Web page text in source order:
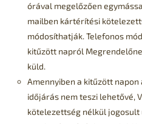
órával megelőzően
mailben kártérítési
módosíthatják. Telefonos
kitűzött napról
küld.
Amennyiben a kitűzött
időjárás nem teszi lehetővé,
kötelezettség nélkül